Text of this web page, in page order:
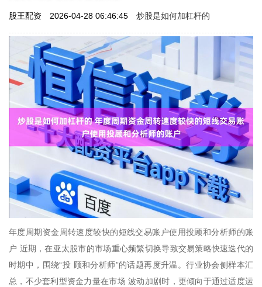
股王配资 2026-04-28 06:46:45 炒股是如何加杠杆的
年度周期资金周转速度较快的短线交易账户使用投顾和分析师的账
户 近期，在亚太股市的市场重心频繁切换导致交易策略快速迭代的
时期中，围绕“投 顾和分析师”的话题再度升温。行业协会侧样本汇
总，不少套利型资金力量在市场 波动加剧时，更倾向于通过适度运